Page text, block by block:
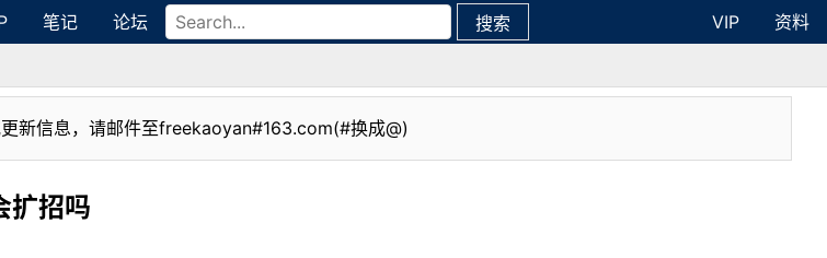
笔记 论坛 搜索 VIP
资料
新信息，请邮件至freekaoyan#163.com(#换成@)
扩招吗